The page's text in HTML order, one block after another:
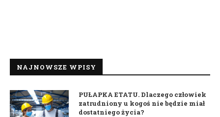
NAJNOWSZE WPISY
PUŁAPKA ETATU. Dlaczego człowiek
zatrudniony u kogoś nie będzie miał
dostatniego życia?